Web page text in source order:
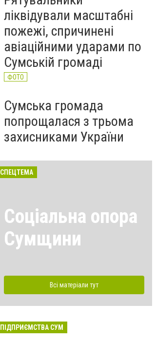
ліквідували масштабні
пожежі, спричинені
авіаційними ударами по
Сумській громаді
ФОТО
Сумська громада
попрощалася з трьома
захисниками України
СПЕЦТЕМА
Соціальна опора
Сумщини
Всі матеріали тут
ПІДПРИЄМСТВА СУМ